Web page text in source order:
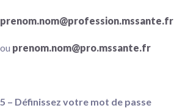
prenom.nom@profession.mssante.fr
ou prenom.nom@pro.mssante.fr
5 – Définissez votre mot de passe